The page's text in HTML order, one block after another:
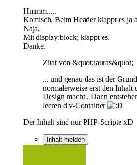
Hmmm.....
Komisch. Beim Header klappt es ja
Naja.
Mit display:block; klappt es.
Danke.
Zitat von &quot;lauras&quot;
... und genau das ist der
normalerweise erst den Inhalt
Design macht.. Dann
leeren div-Container
Der Inhalt sind nur PHP-Scripte xD
Inhalt melden